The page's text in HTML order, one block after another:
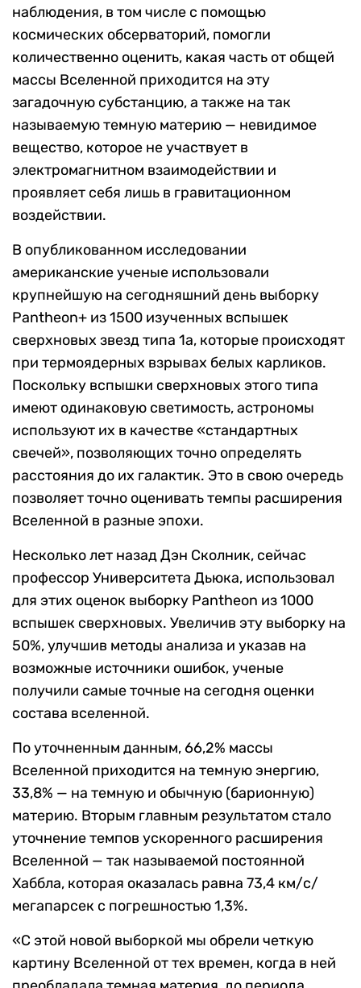
наблюдения, в том числе с помощью
космических обсерваторий, помогли
количественно оценить, какая часть от общей
массы Вселенной приходится на эту
загадочную субстанцию, а также на так
называемую темную материю — невидимое
вещество, которое не участвует в
электромагнитном взаимодействии и
проявляет себя лишь в гравитационном
воздействии.
В опубликованном исследовании
американские ученые использовали
крупнейшую на сегодняшний день выборку
Pantheon+ из 1500 изученных вспышек
сверхновых звезд типа 1а, которые происходят
при термоядерных взрывах белых карликов.
Поскольку вспышки сверхновых этого типа
имеют одинаковую светимость, астрономы
используют их в качестве «стандартных
свечей», позволяющих точно определять
расстояния до их галактик. Это в свою очередь
позволяет точно оценивать темпы расширения
Вселенной в разные эпохи.
Несколько лет назад Дэн Сколник, сейчас
профессор Университета Дьюка, использовал
для этих оценок выборку Pantheon из 1000
вспышек сверхновых. Увеличив эту выборку на
50%, улучшив методы анализа и указав на
возможные источники ошибок, ученые
получили самые точные на сегодня оценки
состава вселенной.
По уточненным данным, 66,2% массы
Вселенной приходится на темную энергию,
33,8% — на темную и обычную (барионную)
материю. Вторым главным результатом стало
уточнение темпов ускоренного расширения
Вселенной — так называемой постоянной
Хаббла, которая оказалась равна 73,4 км/с/
мегапарсек с погрешностью1,3%.
«С этой новой выборкой мы обрели четкую
картину Вселенной от тех времен, когда в ней